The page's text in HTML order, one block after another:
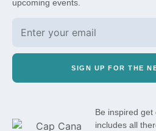
upcoming events.
SIGN UP FOR THE
Be inspired
includes all